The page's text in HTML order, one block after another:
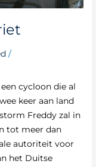
/
cycloon die al
keer aan land
Freddy zal in
tot meer dan
autoriteit voor
het Duitse